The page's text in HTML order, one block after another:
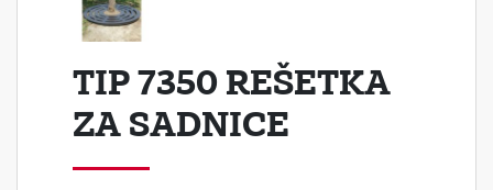
TIP 7350 REŠETKA
ZA SADNICE